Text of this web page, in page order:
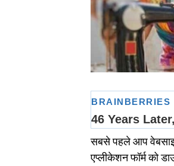
सबसे पहले आप
एप्लीकेशन फॉर्म को